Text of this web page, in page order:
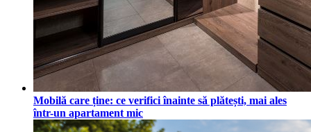
Mobilă care ține: ce verifici înainte să plătești, mai ales
într-un apartament mic